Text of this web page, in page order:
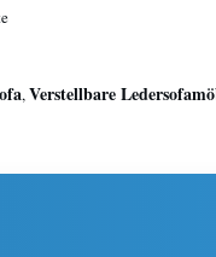
,Verstellbare